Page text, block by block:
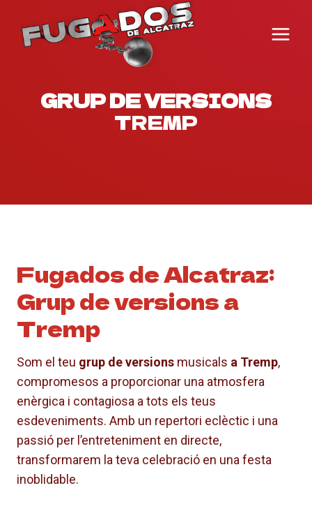
contingut
GRUP DE VERSIONS
TREMP
Fugados de Alcatraz:
Grup de versions a
Tremp
Som el teu grup de versions musicals a Tremp,
compromesos a proporcionar una atmosfera
enèrgica i contagiosa a tots els teus
esdeveniments. Amb un repertori eclèctic i una
passió per l’entreteniment en directe,
transformarem la teva celebració en una festa
inoblidable.